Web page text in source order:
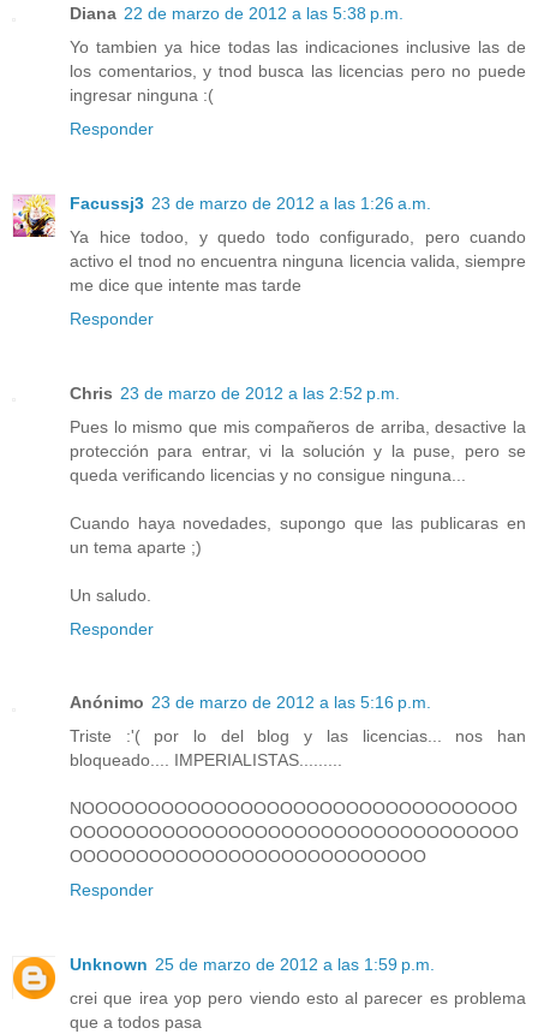
Diana 22 de marzo de 2012 a las 5:38 p.m.
Yo tambien ya hice todas las indicaciones inclusive las de
los comentarios, y tnod busca las licencias pero no puede
ingresar ninguna :(
Responder
Facussj3 23 de marzo de 2012 a las 1:26 a.m.
Ya hice todoo, y quedo todo configurado, pero cuando
activo el tnod no encuentra ninguna licencia valida, siempre
me dice que intente mas tarde
Responder
Chris 23 de marzo de 2012 a las 2:52 p.m.
Pues lo mismo que mis compañeros de arriba, desactive la
protección para entrar, vi la solución y la puse, pero se
queda verificando licencias y no consigue ninguna...
Cuando haya novedades, supongo que las publicaras en
un tema aparte ;)
Un saludo.
Responder
Anónimo 23 de marzo de 2012 a las 5:16 p.m.
Triste :'( por lo del blog y las licencias... nos han
bloqueado.... IMPERIALISTAS.........
NOOOOOOOOOOOOOOOOOOOOOOOOOOOOOOOOO
OOOOOOOOOOOOOOOOOOOOOOOOOOOOOOOOOO
OOOOOOOOOOOOOOOOOOOOOOOOOOO
Responder
Unknown 25 de marzo de 2012 a las 1:59 p.m.
crei que irea yop pero viendo esto al parecer es problema
que a todos pasa